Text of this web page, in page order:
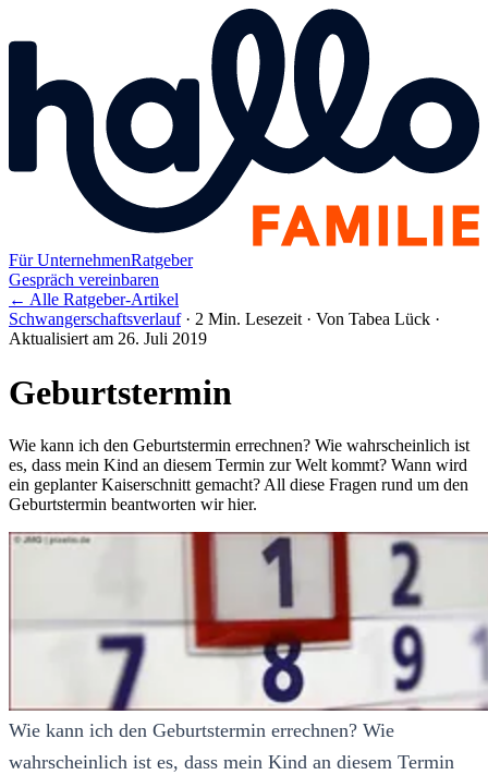
Für UnternehmenRatgeber
Gespräch vereinbaren
← Alle Ratgeber-Artikel
Schwangerschaftsverlauf · 2 Min. Lesezeit · Von Tabea Lück ·
Aktualisiert am 26. Juli 2019
Geburtstermin
Wie kann ich den Geburtstermin errechnen? Wie wahrscheinlich ist
es, dass mein Kind an diesem Termin zur Welt kommt? Wann wird
ein geplanter Kaiserschnitt gemacht? All diese Fragen rund um den
Geburtstermin beantworten wir hier.
Wie kann ich den Geburtstermin errechnen? Wie
wahrscheinlich ist es, dass mein Kind an diesem Termin